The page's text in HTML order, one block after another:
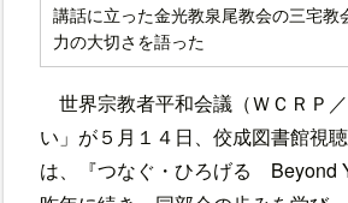
講話に立った金光教泉尾教会の三宅
力の大切さを語った
世界宗教者平和会議（ＷＣＲＰ
い」が５月１４日、佼成図書館視
は、『つなぐ・ひろげる Beyond